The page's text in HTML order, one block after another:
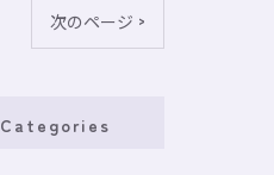
次のページ >
Categories